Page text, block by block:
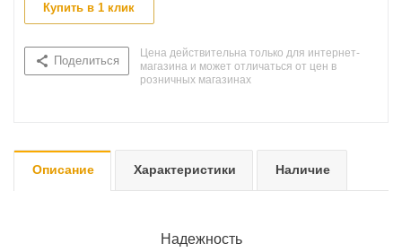
Купить в 1 клик
Поделиться
Цена действительна только для интернет-
магазина и может отличаться от цен в
розничных магазинах
Описание Характеристики Наличие
Надежность